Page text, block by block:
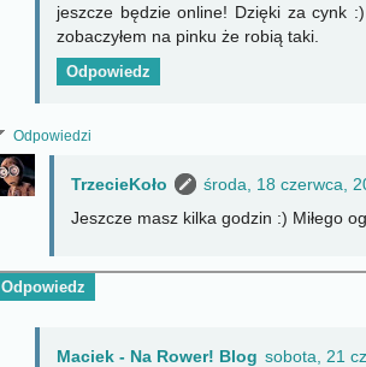
jeszcze będzie online! Dzięki za cynk
zobaczyłem na pinku że robią taki.
Odpowiedz
Odpowiedzi
TrzecieKoło
środa, 18 czerwca,
Jeszcze masz kilka godzin :) Miłego
Odpowiedz
Maciek - Na Rower! Blog sobota, 21